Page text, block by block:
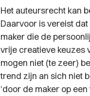
Het auteursrecht kan
Daarvoor is vereist
maker die de
vrije creatieve keuzes
mogen niet (te zeer)
trend zijn an sich niet
‘door de maker op